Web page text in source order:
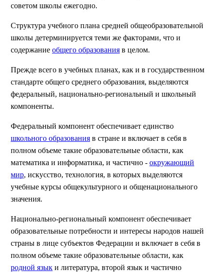
советом школы ежегодно.
Структура учебного плана средней общеобразовательной
школы детерминируется теми же факторами, что и
содержание общего образования в целом.
Прежде всего в учебных планах, как и в государственном
стандарте общего среднего образования, выделяются
федеральный, национально-региональный и школьный
компоненты.
Федеральный компонент обеспечивает единство
школьного образования в стране и включает в себя в
полном объеме такие образовательные области, как
математика и информатика, и частично - окружающий
мир, искусство, технология, в которых выделяются
учебные курсы общекультурного и общенационального
значения.
Национально-региональный компонент обеспечивает
образовательные потребности и интересы народов нашей
страны в лице субъектов Федерации и включает в себя в
полном объеме такие образовательные области, как
родной язык и литература, второй язык и частично